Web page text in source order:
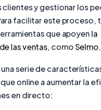
clientes y gestionar los
facilitar este proceso,
que apoyen la
las ventas, como
serie de
online a aumentar la
en directo: